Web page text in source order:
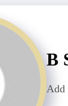
B
Add